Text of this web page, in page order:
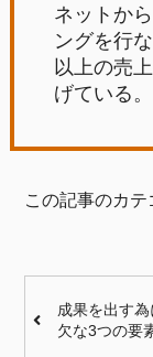
ネットか
ングを行
以上の売
げている。
この記事のカテ
成果を出す
欠な3つの要